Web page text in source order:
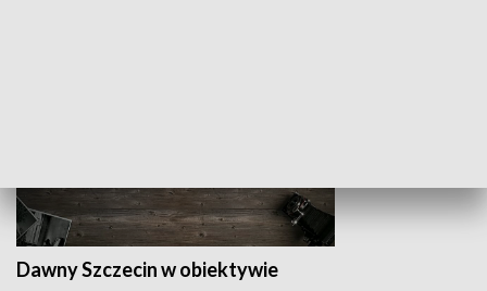
Dawny Szczecin w obiektywie